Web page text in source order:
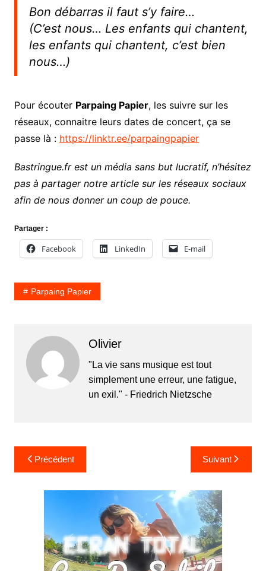
Bon débarras il faut s’y faire…
(C’est nous… Les enfants qui chantent,
les enfants qui chantent, c’est bien
nous…)
Pour écouter Parpaing Papier, les suivre sur les
réseaux, connaitre leurs dates de concert, ça se
passe là : https://linktr.ee/parpaingpapier
Bastringue.fr est un média sans but lucratif, n’hésitez
pas à partager notre article sur les réseaux sociaux
afin de nous donner un coup de pouce.
Partager :
Facebook LinkedIn E-mail
Parpaing Papier
Olivier
"La vie sans musique est tout
simplement une erreur, une fatigue,
un exil." - Friedrich Nietzsche
Navigation
de
l’article
Précédent Suivant